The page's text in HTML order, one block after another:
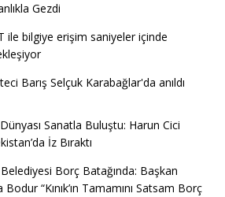
Gezdi
ile bilgiye erişim saniyeler içinde
Barış Selçuk Karabağlar'da anıldı
Sanatla Buluştu: Harun Cici
İz Bıraktı
Belediyesi Borç Batağında: Başkan
Bodur “Kınık’ın Tamamını Satsam Borç